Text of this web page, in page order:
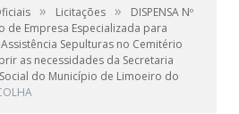
» Licitações »
DISPENSA Nº
de Empresa Especializada para
Sepulturas no Cemitério
as necessidades da Secretaria
do Município de Limoeiro do